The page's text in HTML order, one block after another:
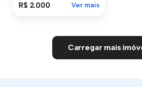
R$ 2.000 Ver mais
Carregar mais